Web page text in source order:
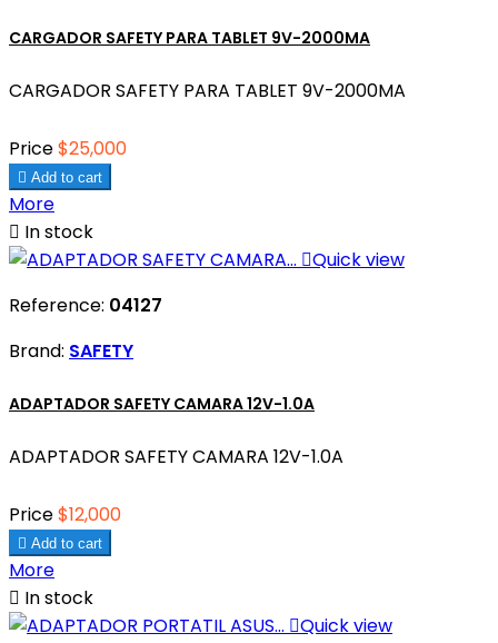
CARGADOR SAFETY PARA TABLET 9V-2000MA
CARGADOR SAFETY PARA TABLET 9V-2000MA
Price$25,000
 Add to cart
More
 In stock
Quick view
Reference: 04127
Brand: SAFETY
ADAPTADOR SAFETY CAMARA 12V-1.0A
ADAPTADOR SAFETY CAMARA 12V-1.0A
Price$12,000
 Add to cart
More
 In stock
Quick view